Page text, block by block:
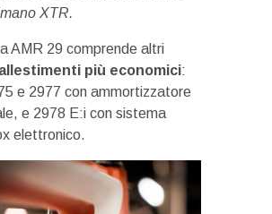
XTR.
AMR 29 comprende altri
più economici:
e 2977 con ammortizzatore
e 2978 E:i con sistema
elettronico.